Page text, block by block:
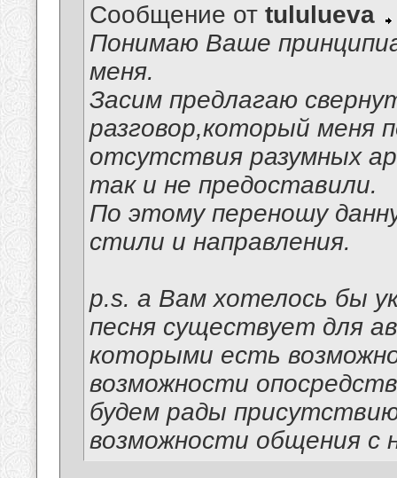
Сообщение от tululueva
Понимаю Ваше
меня.
Засим предлагаю
разговор,который меня
отсутствия разумных
так и не предоставили.
По этому переношу
стили и направления.
p.s. а Вам хотелось бы
песня существует для
которыми есть
возможности
будем рады
возможности общения с